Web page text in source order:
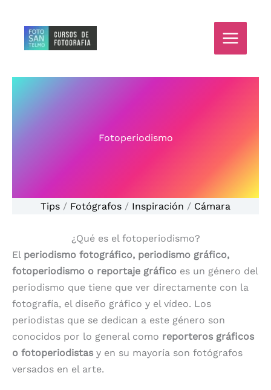
contenido
Fotoperiodismo
Tips / Fotógrafos / Inspiración / Cámara
¿Qué es el fotoperiodismo?
El periodismo fotográfico, periodismo gráfico,
fotoperiodismo o reportaje gráfico ​ es un género del
periodismo que tiene que ver directamente con la
fotografía, el diseño gráfico y el vídeo. Los
periodistas que se dedican a este género son
conocidos por lo general como reporteros gráficos
o fotoperiodistas y en su mayoría son fotógrafos
versados en el arte.